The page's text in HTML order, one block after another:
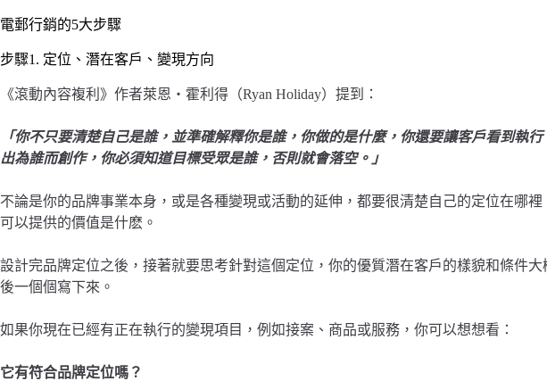
電郵行銷的5大步驟
步驟1. 定位、潛在客戶、變現方向
《滾動內容複利》作者萊恩・霍利得（Ryan Holiday）提到：
「你不只要清楚自己是誰，並準確解釋你是誰，你做的是什麼，你還要讓客戶看到執
出為誰而創作，你必須知道目標受眾是誰，否則就會落空。」
不論是你的品牌事業本身，或是各種變現或活動的延伸，都要很清楚自己的定位在哪
可以提供的價值是什麽。
設計完品牌定位之後，接著就要思考針對這個定位，你的優質潛在客戶的樣貌和條件
後一個個寫下來。
如果你現在已經有正在執行的變現項目，例如接案、商品或服務，你可以想想看：
它有符合品牌定位嗎？